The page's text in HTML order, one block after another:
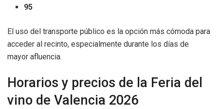
95
El uso del transporte público es la opción más cómoda para
acceder al recinto, especialmente durante los días de
mayor afluencia.
Horarios y precios de la Feria del
vino de Valencia 2026